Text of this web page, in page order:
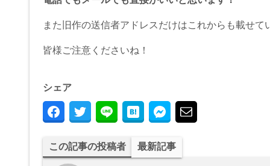
また旧作の送信者アドレスだけはこれからも載せて
皆様ご注意くださいね！
シェア
この記事の投稿者 最新記事